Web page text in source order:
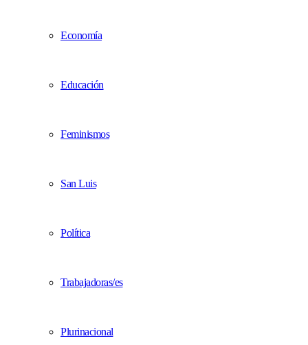
Economía
Educación
Feminismos
San Luis
Política
Trabajadoras/es
Plurinacional